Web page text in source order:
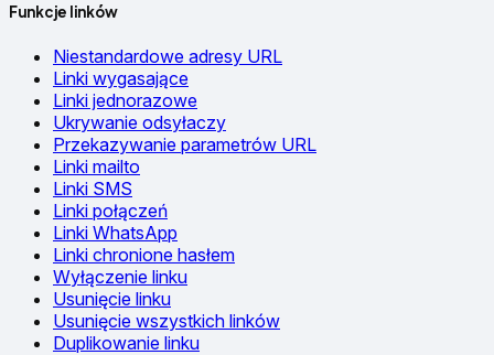
Funkcje linków
Niestandardowe adresy URL
Linki wygasające
Linki jednorazowe
Ukrywanie odsyłaczy
Przekazywanie parametrów URL
Linki mailto
Linki SMS
Linki połączeń
Linki WhatsApp
Linki chronione hasłem
Wyłączenie linku
Usunięcie linku
Usunięcie wszystkich linków
Duplikowanie linku